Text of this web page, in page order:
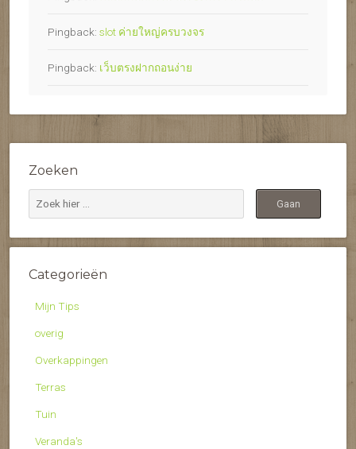
Pingback: slot ค่ายใหญ่ครบวงจร
Pingback: เว็บตรงฝากถอนง่าย
Zoeken
Categorieën
Mijn Tips
overig
Overkappingen
Terras
Tuin
Veranda's